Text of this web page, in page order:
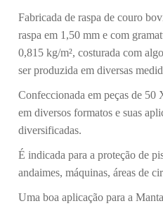
Fabricada de raspa de couro
raspa em 1,50 mm e com
0,815 kg/m², costurada com
ser produzida em diversas
Confeccionada em peças de 50
em diversos formatos e suas
diversificadas.
É indicada para a proteção de
andaimes, máquinas, áreas de
Uma boa aplicação para a